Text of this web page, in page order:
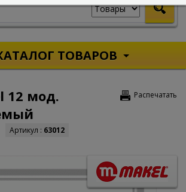
ТОВАРОВ
Распечатать
12 мод.
Артикул : 63012